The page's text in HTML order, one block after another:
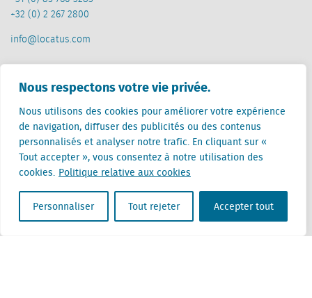
Nous respectons votre vie privée.
Nous utilisons des cookies pour améliorer votre expérience
de navigation, diffuser des publicités ou des contenus
personnalisés et analyser notre trafic. En cliquant sur «
Tout accepter », vous consentez à notre utilisation des
cookies. Politique relative aux cookies
Personnaliser Tout rejeter Accepter tout
+32 (0) 2 267 2800
info@locatus.com
Offices
Pays-Bas (siège)
Creative Valley
Stationsplein 32
3511 ED Utrecht
Belgique
Rue Cantersteen 47
1000 Bruxelles